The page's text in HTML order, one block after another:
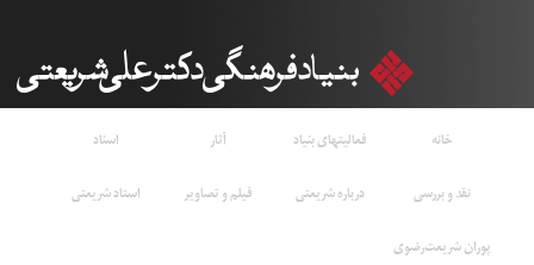
خانه فعالیتهای بنیاد آثار
اسناد
نقد و بررسی
درباره شریعتی فیلم و تصاویر
استاد شریعتی
پوران شریعت‌رضوی